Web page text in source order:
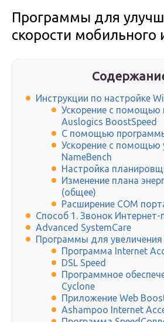
Программы для
скорости мобильного
Инструкции по настройке
Ускорение с
Auslogics BoostSpeed
С помощью
Ускорение с помощью
NameBench
Настройка
Изменение плана
(общее)
Расширение COM
Способ 1. Звонок Интернет-
Advanced SystemCare
Программы для увеличения
Программа Internet
DSL Speed
Программное
Cyclone
Приложение Web
Ashampoo Internet